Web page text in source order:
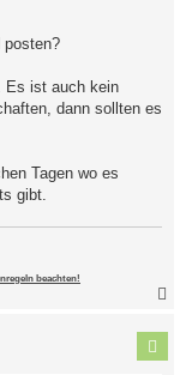
posten?
Es ist auch kein
dann sollten es
Tagen wo es
gibt.
beachten!